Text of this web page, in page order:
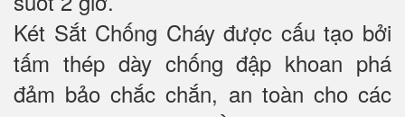
Két Sắt Chống Cháy được cấu tạo bởi
tấm thép dày chống đập khoan phá
đảm bảo chắc chắn, an toàn cho các